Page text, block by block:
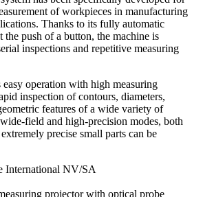
of workpieces in manufacturing
Thanks to its fully automatic
the push of a button, the machine is
inspections and repetitive measuring
operation with high measuring
inspection of contours, diameters,
features of a wide variety of
field and high-precision modes, both
precise small parts can be
International NV/SA
projector with optical probe